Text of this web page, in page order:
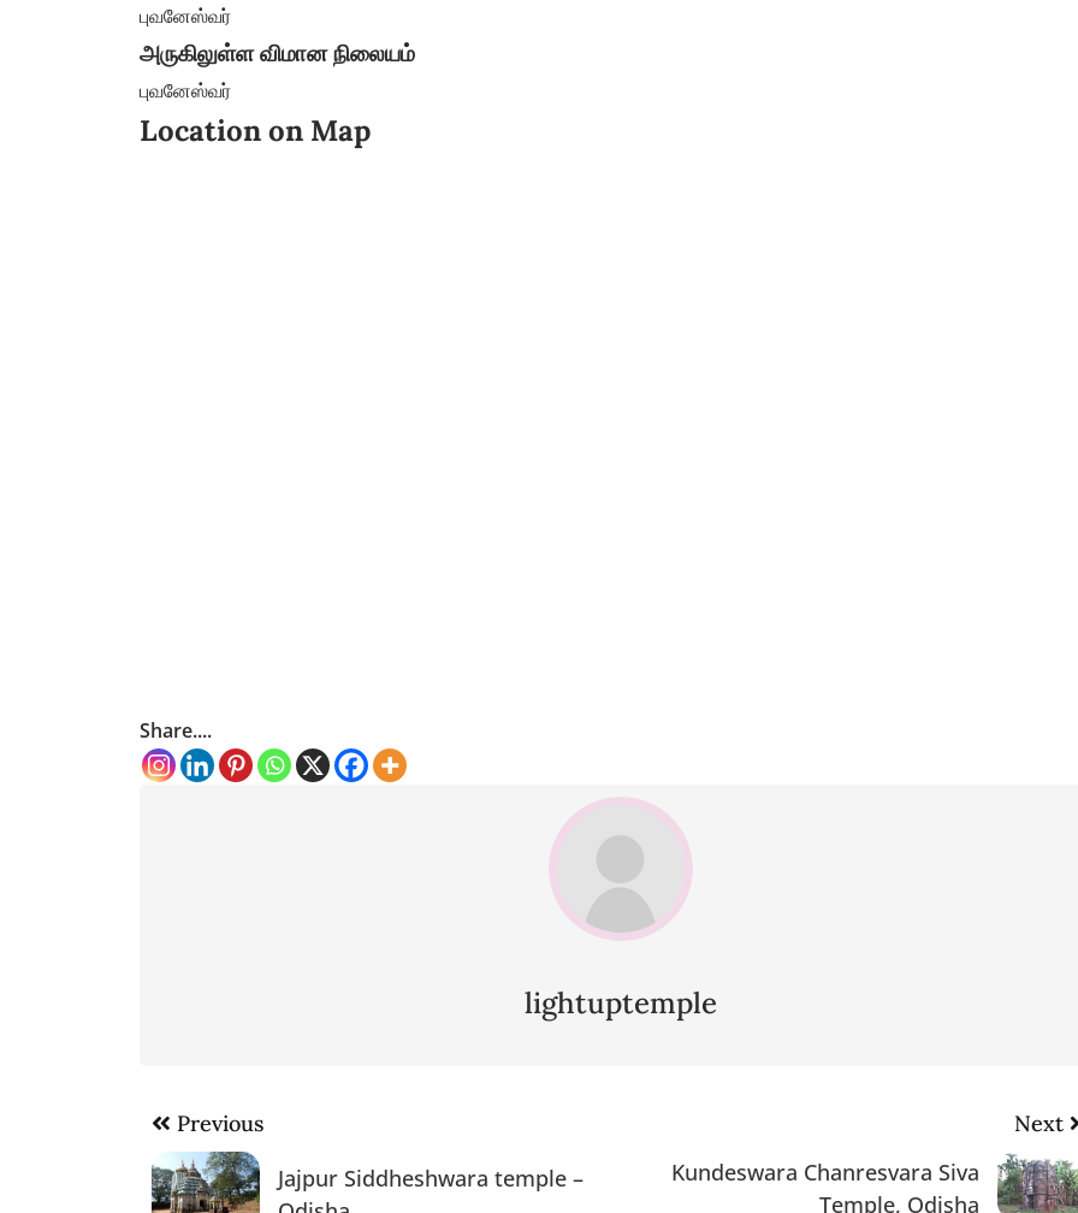
புவனேஸ்வர்
அருகிலுள்ள விமான நிலையம்
புவனேஸ்வர்
Location on Map
Share....
lightuptemple
Post
navigation
Previous
Jajpur Siddheshwara temple –
Next
Kundeswara Chanresvara Siva
Temple, Odisha